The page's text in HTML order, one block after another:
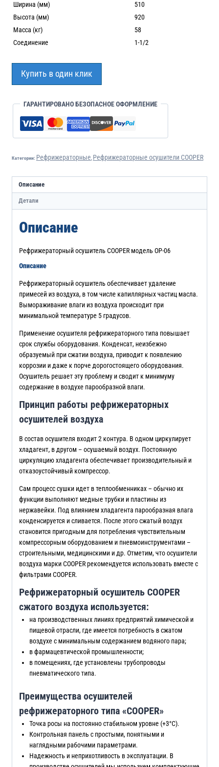
Ширина (мм)
510
Высота (мм)
920
Масса (кг)
58
Соединение
1-1/2
Купить в один клик
ГАРАНТИРОВАНО БЕЗОПАСНОЕ ОФОРМЛЕНИЕ
Категории: Рефрижераторные Рефрижераторные осушители COOPER
Описание
Детали
Описание
Рефрижераторный осушитель COOPER модель ОР-06
Описание
Рефрижераторный осушитель обеспечивает удаление
примесей из воздуха, в том числе капиллярных частиц масла.
Вымораживание влаги из воздуха происходит при
минимальной температуре 5 градусов.
Применение осушителя рефрижераторного типа повышает
срок службы оборудования. Конденсат, неизбежно
образуемый при сжатии воздуха, приводит к появлению
коррозии и даже к порче дорогостоящего оборудования.
Осушитель решает эту проблему и сводит к минимуму
содержание в воздухе парообразной влаги.
Принцип работы рефрижераторных
осушителей воздуха
В состав осушителя входит 2 контура. В одном циркулирует
хладагент, в другом – осушаемый воздух. Постоянную
циркуляцию хладагента обеспечивает производительный и
отказоустойчивый компрессор.
Сам процесс сушки идет в теплообменниках – обычно их
функции выполняют медные трубки и пластины из
нержавейки. Под влиянием хладагента парообразная влага
конденсируется и сливается. После этого сжатый воздух
становится пригодным для потребления чувствительным
компрессорным оборудованием и пневмоинструментами –
строительными, медицинскими и др. Отметим, что осушители
воздуха марки COOPER рекомендуется использовать вместе с
фильтрами COOPER.
Рефрижераторный осушитель COOPER
сжатого воздуха используется:
на производственных линиях предприятий химической и
пищевой отрасли, где имеется потребность в сжатом
воздухе с минимальным содержанием водяного пара;
в фармацевтической промышленности;
в помещениях, где установлены трубопроводы
пневматического типа.
Преимущества осушителей
рефрижераторного типа «COOPER»
Точка росы на постоянно стабильном уровне (+3°C).
Контрольная панель с простыми, понятными и
наглядными рабочими параметрами.
Надежность и неприхотливость в эксплуатации. В